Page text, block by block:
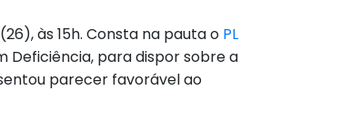
às 15h. Consta na pauta o PL
Deficiência, para dispor sobre a
parecer favorável ao